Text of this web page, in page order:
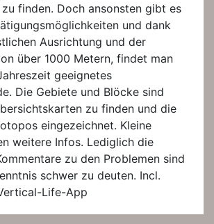
finden. Doch ansonsten gibt es
und dank
Ausrichtung und der
über 1000 Metern, findet man
geeignetes
Die Gebiete und Blöcke sind
zu finden und die
eingezeichnet. Kleine
weitere Infos. Lediglich die
zu den Problemen sind
schwer zu deuten. Incl.
Life-App